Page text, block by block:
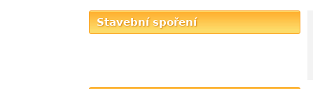
Stavební spoření